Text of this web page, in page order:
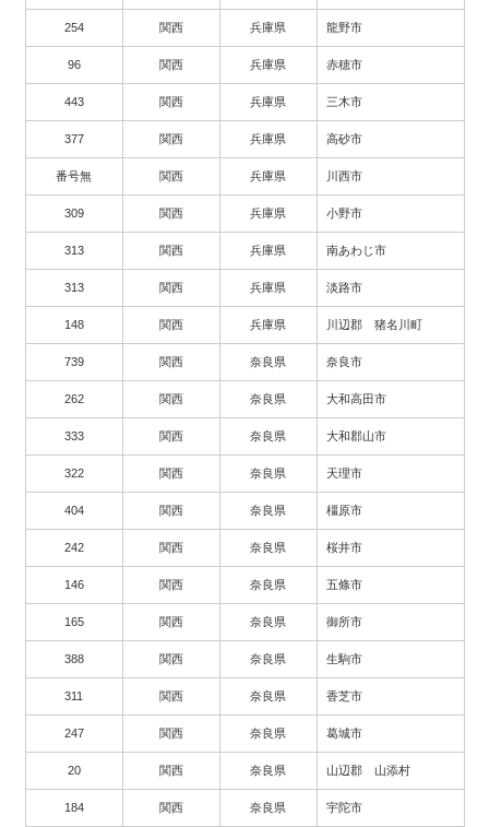
254 関西 兵庫県 龍野市
96 関西 兵庫県 赤穂市
443 関西 兵庫県 三木市
377 関西 兵庫県 高砂市
番号無 関西 兵庫県 川西市
309 関西 兵庫県 小野市
313 関西 兵庫県 南あわじ市
313 関西 兵庫県 淡路市
148 関西 兵庫県 川辺郡 猪名川町
739 関西 奈良県 奈良市
262 関西 奈良県 大和高田市
333 関西 奈良県 大和郡山市
322 関西 奈良県 天理市
404 関西 奈良県 橿原市
242 関西 奈良県 桜井市
146 関西 奈良県 五條市
165 関西 奈良県 御所市
388 関西 奈良県 生駒市
311 関西 奈良県 香芝市
247 関西 奈良県 葛城市
20 関西 奈良県 山辺郡 山添村
184 関西 奈良県 宇陀市